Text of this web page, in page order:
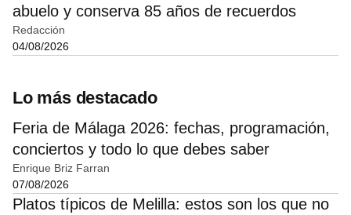
abuelo y conserva 85 años de recuerdos
Redacción
04/08/2026
Lo más destacado
Feria de Málaga 2026: fechas, programación,
conciertos y todo lo que debes saber
Enrique Briz Farran
07/08/2026
Platos típicos de Melilla: estos son los que no